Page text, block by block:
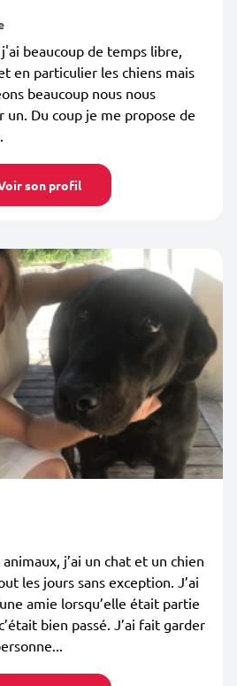
beaucoup de temps libre,
en particulier les chiens mais
beaucoup nous nous
un. Du coup je me propose de
son profil
j’ai un chat et un chien
les jours sans exception. J’ai
amie lorsqu’elle était partie
bien passé. J’ai fait garder